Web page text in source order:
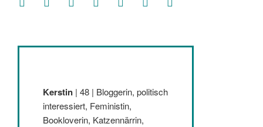
Kerstin | 48 | Bloggerin, politisch
interessiert, Feministin,
Bookloverin, Katzennärrin,